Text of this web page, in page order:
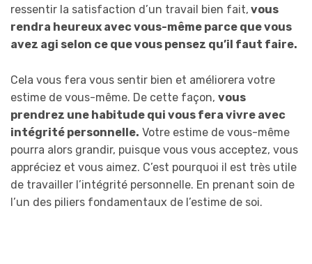
ressentir la satisfaction d’un travail bien fait, vous
rendra heureux avec vous-même parce que vous
avez agi selon ce que vous pensez qu’il faut faire.
Cela vous fera vous sentir bien et améliorera votre
estime de vous-même. De cette façon, vous
prendrez une habitude qui vous fera vivre avec
intégrité personnelle. Votre estime de vous-même
pourra alors grandir, puisque vous vous acceptez, vous
appréciez et vous aimez. C’est pourquoi il est très utile
de travailler l’intégrité personnelle. En prenant soin de
l’un des piliers fondamentaux de l’estime de soi.